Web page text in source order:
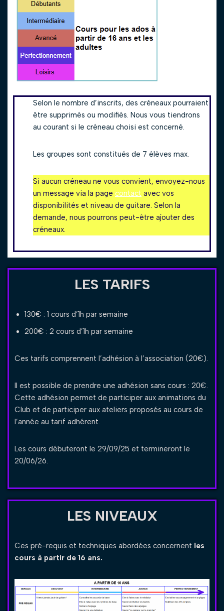
Selon le nombre d’inscrits, des créneaux pourraient
être supprimés ou modifiés. Nous vous tiendrons
au courant si le créneau choisi est concerné.
Les groupes sont constitués de 7 élèves max.
Si aucun créneau ne vous convient, envoyez-nous
un message via la page contact avec vos
disponibilités et niveau de guitare. Selon la
demande, nous pourrons peut-être ajouter des
créneaux.
LES TARIFS
130€ : 1 cours d’1h par semaine
200€ : 2 cours d’1h par semaine
Ces tarifs comprennent l’adhésion à l’association (20€).
Il est possible de prendre une adhésion sans cours : 20€.
Cette adhésion permet de participer aux animations du
Club et de participer aux ateliers proposés au cours de
l’année au tarif adhérent.
Les cours débuteront le 29/09/25 et termineront le
20/06/26.
LES NIVEAUX
Ces pré-requis et techniques abordées concernent les
cours à partir de 16 ans.